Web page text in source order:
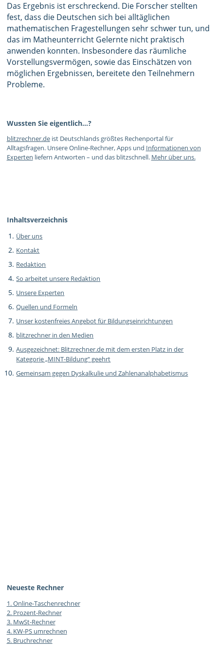
Das Ergebnis ist erschreckend. Die Forscher stellten
fest, dass die Deutschen sich bei alltäglichen
mathematischen Fragestellungen sehr schwer tun, und
das im Matheunterricht Gelernte nicht praktisch
anwenden konnten. Insbesondere das räumliche
Vorstellungsvermögen, sowie das Einschätzen von
möglichen Ergebnissen, bereitete den Teilnehmern
Probleme.
Wussten Sie eigentlich…?
blitzrechner.deist Deutschlands größtes Rechenportal für
Alltagsfragen. Unsere Online-Rechner, Apps und Informationen von
Experten liefern Antworten – und das blitzschnell. Mehr über uns.
Inhaltsverzeichnis
Über uns
Kontakt
Redaktion
So arbeitet unsere Redaktion
Unsere Experten
Quellen und Formeln
Unser kostenfreies Angebot für Bildungseinrichtungen
blitzrechner in den Medien
Ausgezeichnet: Blitzrechner.de mit dem ersten Platz in der
Kategorie „MINT-Bildung“ geehrt
Gemeinsam gegen Dyskalkulie und Zahlenanalphabetismus
Neueste Rechner
1.Online-Taschenrechner
2. Prozent-Rechner
3. MwSt-Rechner
4. KW-PS umrechnen
5. Bruchrechner